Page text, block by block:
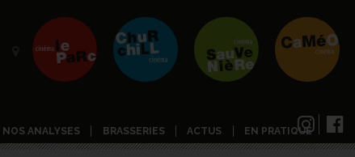
NOS ANALYSES BRASSERIES ACTUS EN PRATIQUE